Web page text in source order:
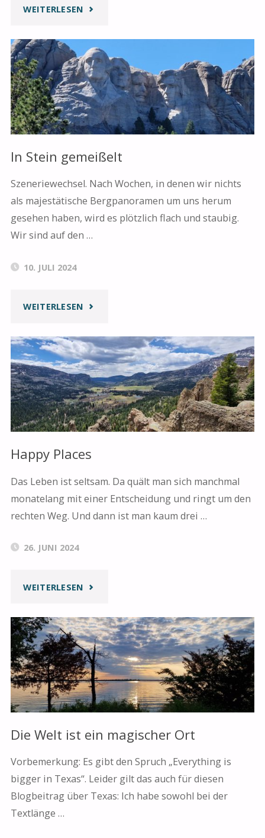
WEITERLESEN "ROLLING
HOME"
In Stein gemeißelt
Szeneriewechsel. Nach Wochen, in denen wir nichts
als majestätische Bergpanoramen um uns herum
gesehen haben, wird es plötzlich flach und staubig.
Wir sind auf den …
10. JULI 2024
WEITERLESEN "IN
STEIN
GEMEISSELT"
Happy Places
Das Leben ist seltsam. Da quält man sich manchmal
monatelang mit einer Entscheidung und ringt um den
rechten Weg. Und dann ist man kaum drei …
26. JUNI 2024
WEITERLESEN "HAPPY
PLACES"
Die Welt ist ein magischer Ort
Vorbemerkung: Es gibt den Spruch „Everything is
bigger in Texas“. Leider gilt das auch für diesen
Blogbeitrag über Texas: Ich habe sowohl bei der
Textlänge …